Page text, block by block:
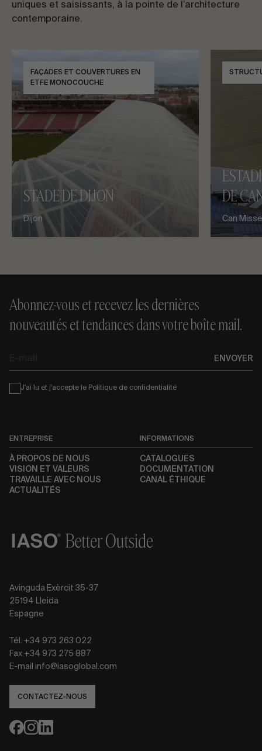
uniques et saisissants, à la pointe de l’architecture
contemporaine.
FAÇADES ET COUVERTURES EN
ETFE MONOCOUCHE
STADE DE DIJON
Dijon
DE
Can
Abonnez-vous et recevez les dernières
nouveautés et tendances dans votre boîte mail.
ENVOYER
Condiciones
J'ai lu et j'accepte le Politique de confidentialité
ENTREPRISE
À PROPOS DE NOUS
VISION ET VALEURS
TRAVAILLE AVEC NOUS
ACTUALITÉS
INFORMATIONS
CATALOGUES
DOCUMENTATION
CANAL ÉTHIQUE
Avinguda Exèrcit 35-37
25194 Lleida
Espagne
Tél. +34 973 263 022
Fax +34 973 275 887
E-mail info@iasoglobal.com
CONTACTEZ-NOUS